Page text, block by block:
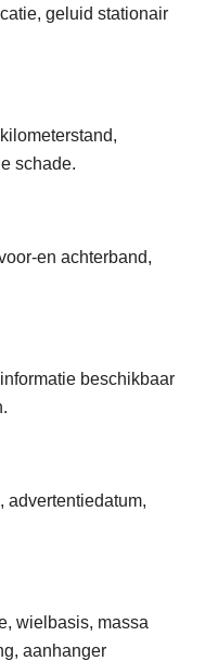
geluid stationair
schade.
en achterband,
beschikbaar
advertentiedatum,
wielbasis, massa
aanhanger